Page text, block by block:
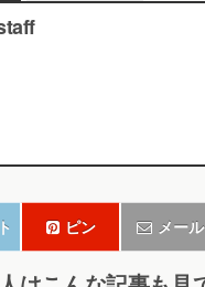
ピン メール